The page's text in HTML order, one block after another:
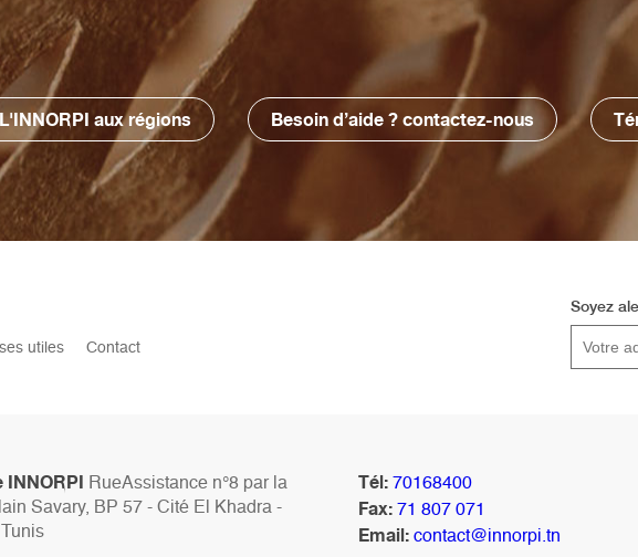
L'INNORPI aux régions Besoin d’aide ? contactez-nous
utiles Contact
Soyez
INNORPI RueAssistance n°8 par la
Savary, BP 57 - Cité El Khadra -
Tél: 70168400
Fax: 71 807 071
Email: contact@innorpi.tn